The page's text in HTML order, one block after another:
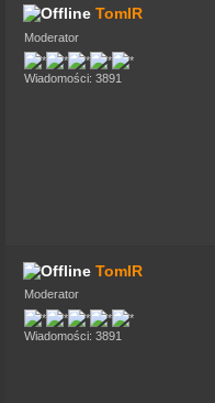
TomIR
Moderator
Wiadomości: 3891
TomIR
Moderator
Wiadomości: 3891